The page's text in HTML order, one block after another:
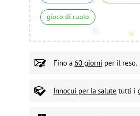
gioco di ruolo
Fino a 60 giorni per il reso.
Innocui per la salute tutti i